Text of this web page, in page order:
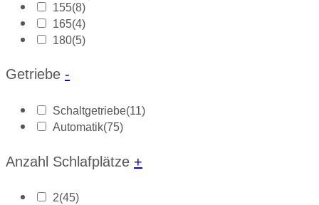
155(8)
165(4)
180(5)
Getriebe -
Schaltgetriebe(11)
Automatik(75)
Anzahl Schlafplätze +
2(45)